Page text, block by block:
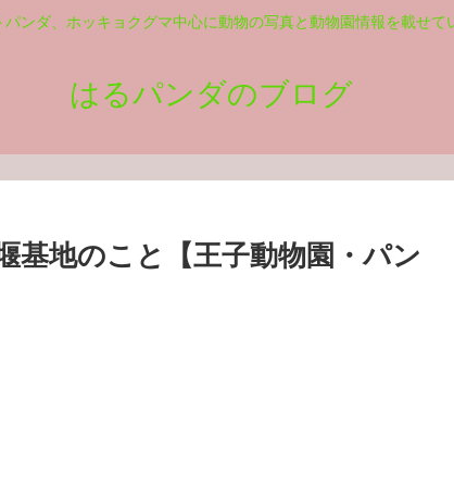
パンダ、ホッキョクグマ中心に動物の写真と動物園情報を載せて
はるパンダのブログ
基地のこと【王子動物園・パン